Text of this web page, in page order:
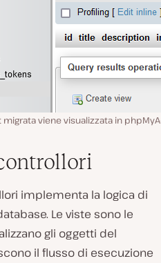
migrata viene visualizzata in
implementa la logica di
Le viste sono le
gli oggetti del
il flusso di esecuzione